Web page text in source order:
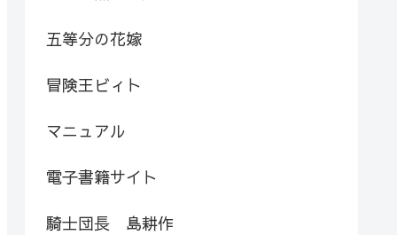
五等分の花嫁
冒険王ビィト
マニュアル
電子書籍サイト
騎士団長 島耕作